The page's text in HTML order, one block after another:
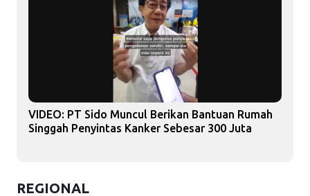
VIDEO: PT Sido Muncul Berikan Bantuan Rumah
Singgah Penyintas Kanker Sebesar 300 Juta
REGIONAL